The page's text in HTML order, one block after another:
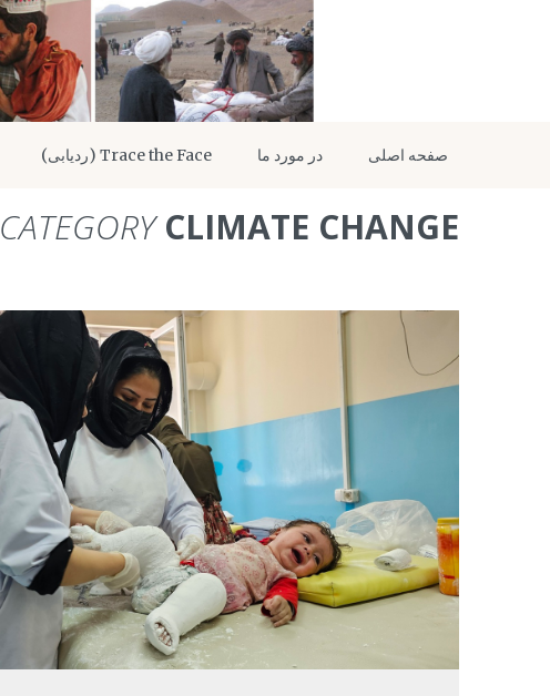
صفحه اصلی در مورد ما Trace the Face (ردیابی)
CATEGORYCLIMATE CHANGE